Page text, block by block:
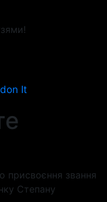
It
присвоєння звання
Степану